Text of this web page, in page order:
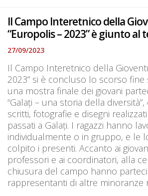
Il Campo Interetnico della
“Europolis – 2023” è giunto al
27/09/2023
Il Campo Interetnico della
2023” si è concluso lo scorso fine
una mostra finale dei giovani
“Galați – una storia della
scritti, fotografie e disegni
passati a Galați. I ragazzi hanno
individualmente o in gruppo, e le
colpito i presenti. Accanto ai
professori e ai coordinatori, alla
chiusura del campo hanno
rappresentanti di altre minoranze